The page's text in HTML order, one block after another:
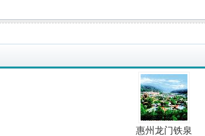
惠州龙门铁泉